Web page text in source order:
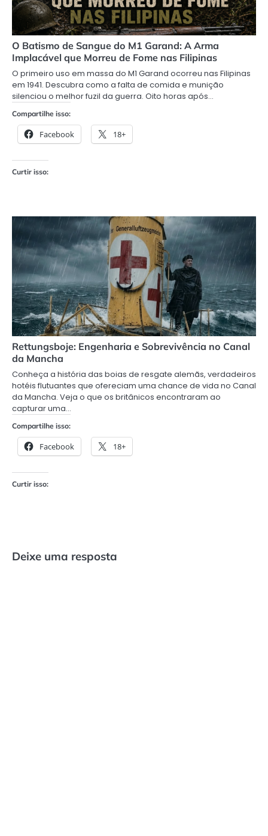
O Batismo de Sangue do M1 Garand: A Arma
Implacável que Morreu de Fome nas Filipinas
O primeiro uso em massa do M1 Garand ocorreu nas Filipinas
em 1941. Descubra como a falta de comida e munição
silenciou o melhor fuzil da guerra. Oito horas após…
Compartilhe isso:
Facebook 18+
Curtir isso:
Rettungsboje: Engenharia e Sobrevivência no Canal
da Mancha
Conheça a história das boias de resgate alemãs, verdadeiros
hotéis flutuantes que ofereciam uma chance de vida no Canal
da Mancha. Veja o que os britânicos encontraram ao
capturar uma…
Compartilhe isso:
Facebook 18+
Curtir isso:
Deixe uma resposta